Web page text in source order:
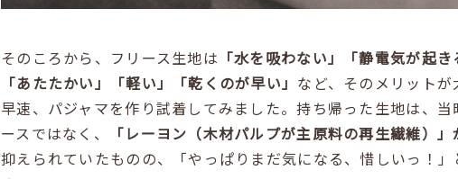
そのころから、フリース生地は 「水を吸わない」「静電気が起き
「あたたかい」「軽い」「乾くのが早い」 など、そのメリット
早速、パジャマを作り試着してみました。持ち帰った生地は、
ースではなく、
「レーヨン（木材パルプが主原料の再生繊維）
抑えられていたものの、「やっぱりまだ気になる、惜しいっ！